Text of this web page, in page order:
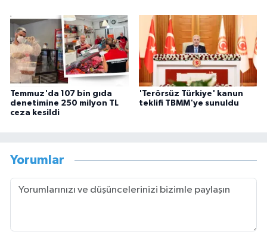
Temmuz'da 107 bin gıda
denetimine 250 milyon TL
ceza kesildi
'Terörsüz Türkiye' kanun
teklifi TBMM'ye sunuldu
Yorumlar